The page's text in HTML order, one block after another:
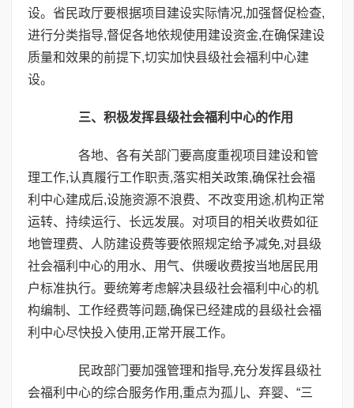
设。省民政厅要根据项目建设实际情况,加强督促检查,
进行分类指导,督促各地依规使用建设资金,在确保建设
质量和效果的前提下,切实加快县级社会福利中心建
设。
三、积极发挥县级社会福利中心的作用
各地、各有关部门要高度重视项目建设和管
理工作,认真履行工作职责,落实相关政策,确保社会福
利中心建成后,设施资源不浪费、不改变用途,机构正常
运转、持续运行、长远发展。对项目的相关收费如征
地管理费、人防建设费等要依照规定给予减免,对县级
社会福利中心的用水、用气、供暖收费按当地居民用
户标准执行。要统筹考虑解决县级社会福利中心的机
构编制、工作经费等问题,确保已经建成的县级社会福
利中心尽快投入使用,正常开展工作。
民政部门要加强管理和指导,充分发挥县级社
会福利中心的综合服务作用,重点为孤儿、弃婴、“三